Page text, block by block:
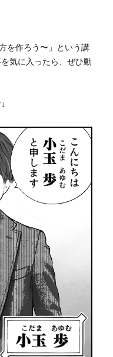
を作ろう〜」という講
気に入ったら、ぜひ動